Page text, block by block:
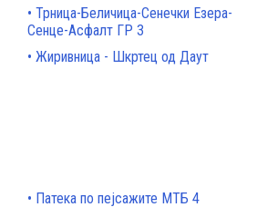
Трница-Беличица-Сенечки Езера-
Сенце-Асфалт ГР 3
Жиривница - Шкртец од Даут
Патека по пејсажите МТБ 4